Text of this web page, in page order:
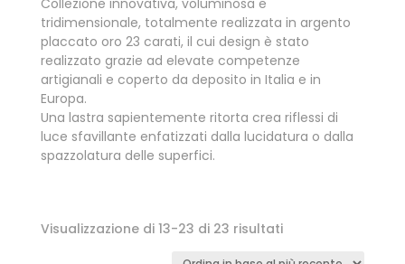
Collezione innovativa, voluminosa e
tridimensionale, totalmente realizzata in argento
placcato oro 23 carati, il cui design è stato
realizzato grazie ad elevate competenze
artigianali e coperto da deposito in Italia e in
Europa.
Una lastra sapientemente ritorta crea riflessi di
luce sfavillante enfatizzati dalla lucidatura o dalla
spazzolatura delle superfici.
Visualizzazione di 13-23 di 23 risultati